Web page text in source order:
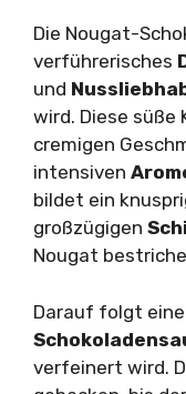
Die Nougat-
verführerisches
und
wird. Diese
cremigen
intensiven
bildet ein
großzügigen
Nougat
Darauf folgt
verfeinert wird.